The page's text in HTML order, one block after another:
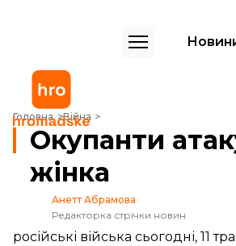
Головна Війна
Окупанти атакували передмістя Сум:
Окупанти
жінка
Анетт Абрамова
Редакторка стрічки новин
російські війська сьогодні, 11